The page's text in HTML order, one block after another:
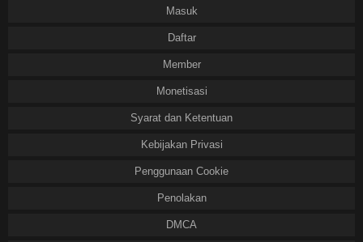
Masuk
Daftar
Member
Monetisasi
Syarat dan Ketentuan
Kebijakan Privasi
Penggunaan Cookie
Penolakan
DMCA